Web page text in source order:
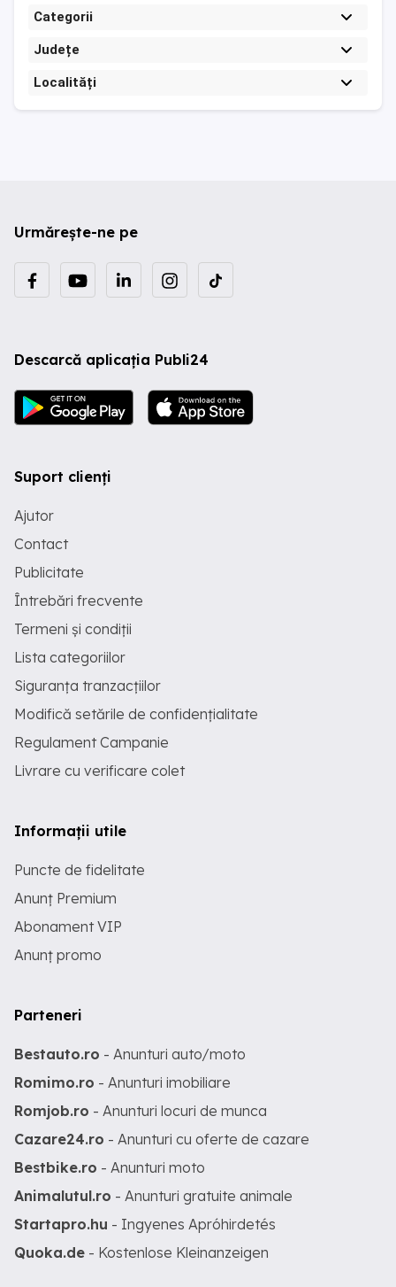
Categorii
Județe
Localități
Urmărește-ne pe
Descarcă aplicația Publi24
Suport clienți
Ajutor
Contact
Publicitate
Întrebări frecvente
Termeni și condiții
Lista categoriilor
Siguranța tranzacțiilor
Modifică setările de confidențialitate
Regulament Campanie
Livrare cu verificare colet
Informații utile
Puncte de fidelitate
Anunț Premium
Abonament VIP
Anunț promo
Parteneri
Bestauto.ro - Anunturi auto/moto
Romimo.ro - Anunturi imobiliare
Romjob.ro - Anunturi locuri de munca
Cazare24.ro - Anunturi cu oferte de cazare
Bestbike.ro - Anunturi moto
Animalutul.ro - Anunturi gratuite animale
Startapro.hu - Ingyenes Apróhirdetés
Quoka.de - Kostenlose Kleinanzeigen